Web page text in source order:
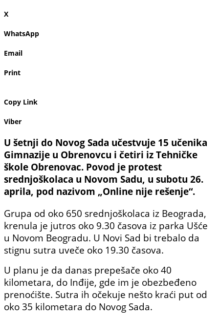
X
WhatsApp
Email
Print
Copy Link
Viber
U šetnji do Novog Sada učestvuje 15 učenika
Gimnazije u Obrenovcu i četiri iz Tehničke
škole Obrenovac. Povod je protest
srednjoškolaca u Novom Sadu, u subotu 26.
aprila, pod nazivom „Online nije rešenje“.
Grupa od oko 650 srednjoškolaca iz Beograda,
krenula je jutros oko 9.30 časova iz parka Ušće
u Novom Beogradu. U Novi Sad bi trebalo da
stignu sutra uveče oko 19.30 časova.
U planu je da danas prepešače oko 40
kilometara, do Inđije, gde im je obezbeđeno
prenoćište. Sutra ih očekuje nešto kraći put od
oko 35 kilometara do Novog Sada.